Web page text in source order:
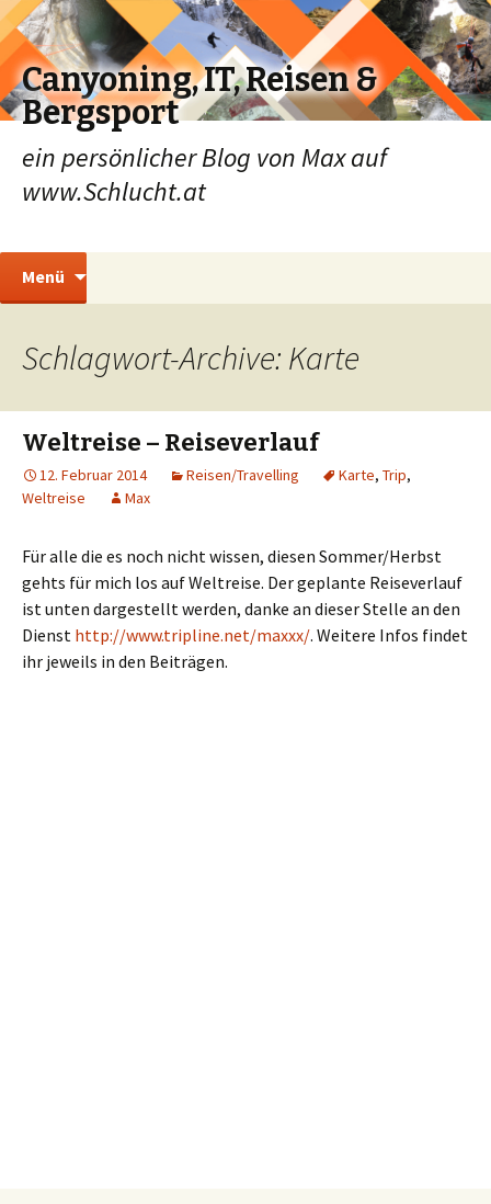
Canyoning, IT, Reisen &
Bergsport
ein persönlicher Blog von Max auf
www.Schlucht.at
Menü
Schlagwort-Archive: Karte
Weltreise – Reiseverlauf
12. Februar 2014 Reisen/Travelling Karte, Trip,
Weltreise
Max
Für alle die es noch nicht wissen, diesen Sommer/Herbst
gehts für mich los auf Weltreise. Der geplante Reiseverlauf
ist unten dargestellt werden, danke an dieser Stelle an den
Dienst http://www.tripline.net/maxxx/. Weitere Infos findet
ihr jeweils in den Beiträgen.